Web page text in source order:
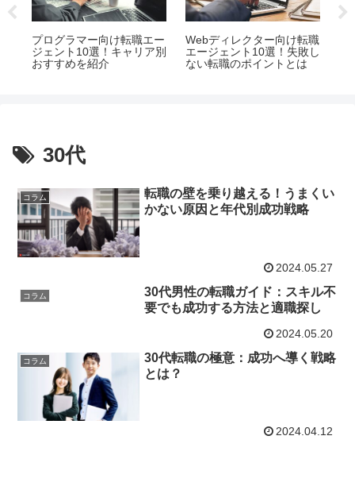
プログラマー向け転職エー
ジェント10選！キャリア別
おすすめを紹介
Webディレクター向け転職
エージェント10選！失敗し
ない転職のポイントとは
30代
コラム
転職の壁を乗り越える！うまくい
かない原因と年代別成功戦略
2024.05.27
コラム
30代男性の転職ガイド：スキル不
要でも成功する方法と適職探し
2024.05.20
コラム
30代転職の極意：成功へ導く戦略
とは？
2024.04.12